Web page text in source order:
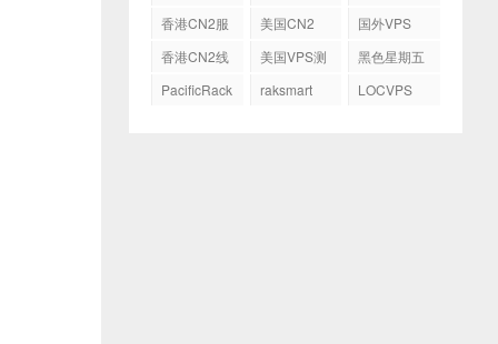
香港CN2服
美国CN2
国外VPS
香港CN2线
美国VPS测
黑色星期五
PacificRack
raksmart LOCVPS